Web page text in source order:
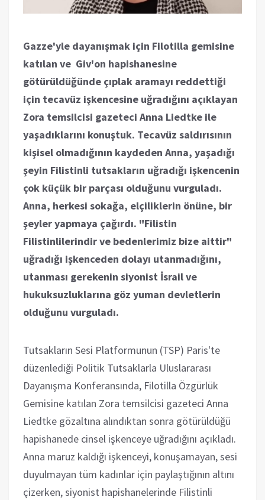
Gazze'yle dayanışmak için Filotilla gemisine
katılan ve Giv'on hapishanesine
götürüldüğünde çıplak aramayı reddettiği
için tecavüz işkencesine uğradığını açıklayan
Zora temsilcisi gazeteci Anna Liedtke ile
yaşadıklarını konuştuk. Tecavüz saldırısının
kişisel olmadığının kaydeden Anna, yaşadığı
şeyin Filistinli tutsakların uğradığı işkencenin
çok küçük bir parçası olduğunu vurguladı.
Anna, herkesi sokağa, elçiliklerin önüne, bir
şeyler yapmaya çağırdı. "Filistin
Filistinlilerindir ve bedenlerimiz bize aittir"
uğradığı işkenceden dolayı utanmadığını,
utanması gerekenin siyonist İsrail ve
hukuksuzluklarına göz yuman devletlerin
olduğunu vurguladı.
Tutsakların Sesi Platformunun (TSP) Paris'te
düzenlediği Politik Tutsaklarla Uluslararası
Dayanışma Konferansında, Filotilla Özgürlük
Gemisine katılan Zora temsilcisi gazeteci Anna
Liedtke gözaltına alındıktan sonra götürüldüğü
hapishanede cinsel işkenceye uğradığını açıkladı.
Anna maruz kaldığı işkenceyi, konuşamayan, sesi
duyulmayan tüm kadınlar için paylaştığının altını
çizerken, siyonist hapishanelerinde Filistinli